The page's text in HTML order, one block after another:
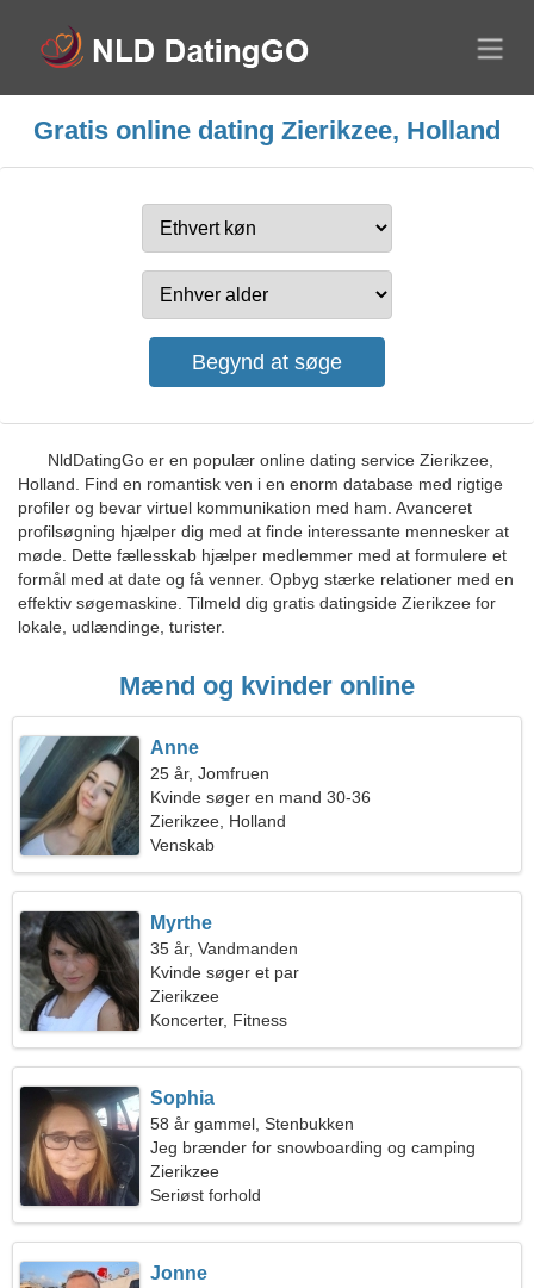
Gratis online dating Zierikzee, Holland
NldDatingGo er en populær online dating service Zierikzee,
Holland. Find en romantisk ven i en enorm database med rigtige
profiler og bevar virtuel kommunikation med ham. Avanceret
profilsøgning hjælper dig med at finde interessante mennesker at
møde. Dette fællesskab hjælper medlemmer med at formulere et
formål med at date og få venner. Opbyg stærke relationer med en
effektiv søgemaskine. Tilmeld dig gratis datingside Zierikzee for
lokale, udlændinge, turister.
Mænd og kvinder online
Anne
25 år, Jomfruen
Kvinde søger en mand 30-36
Zierikzee, Holland
Venskab
Myrthe
35 år, Vandmanden
Kvinde søger et par
Zierikzee
Koncerter, Fitness
Sophia
58 år gammel, Stenbukken
Jeg brænder for snowboarding og camping
Zierikzee
Seriøst forhold
Jonne